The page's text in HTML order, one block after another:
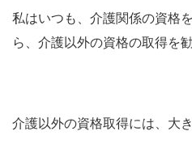
私はいつも、介護関係の資格
ら、介護以外の資格の取得を
介護以外の資格取得には、大